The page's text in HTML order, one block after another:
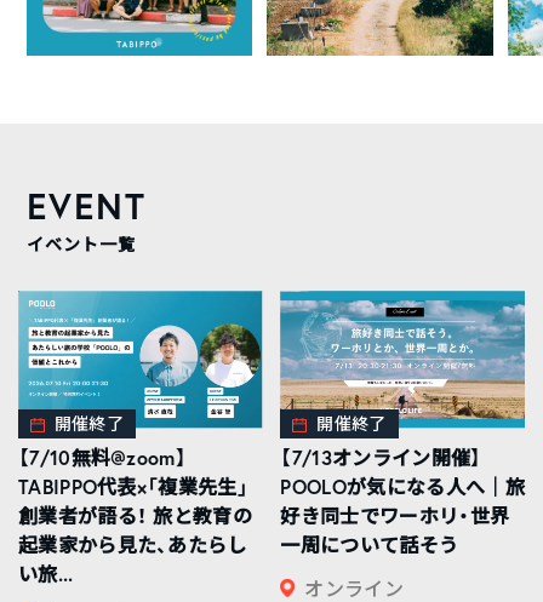
EVENT
イベント一覧
開催終了
【7/10無料@zoom】
TABIPPO代表×「複業先生」
創業者が語る！ 旅と教育の
起業家から見た、あたらし
い旅...
開催終了
【7/13オンライン開催】
POOLOが気になる人へ｜旅
好き同士でワーホリ・世界
一周について話そう
オンライン